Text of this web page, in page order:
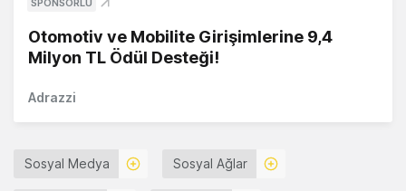
SPONSORLU
Otomotiv ve Mobilite Girişimlerine 9,4
Milyon TL Ödül Desteği!
Adrazzi
Sosyal Medya Sosyal Ağlar